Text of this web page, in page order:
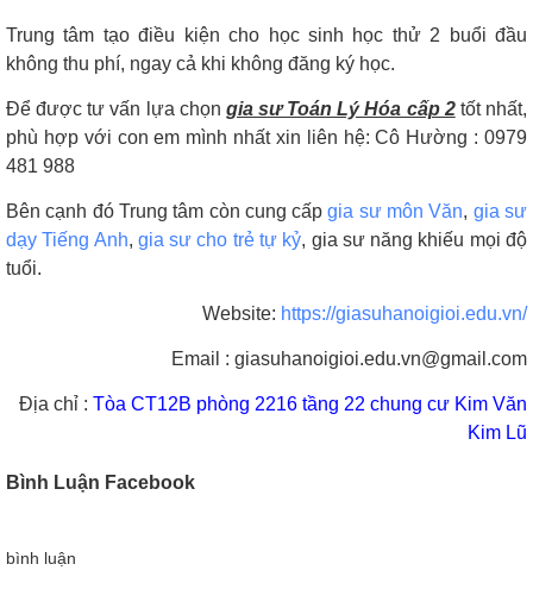
Trung tâm tạo điều kiện cho học sinh học thử 2 buổi đầu
không thu phí, ngay cả khi không đăng ký học.
Để được tư vấn lựa chọn gia sư Toán Lý Hóa cấp 2tốt nhất,
phù hợp với con em mình nhất xin liên hệ: Cô Hường : 0979
481 988
Bên cạnh đó Trung tâm còn cung cấpgia sư môn Văn, gia sư
dạy Tiếng Anh, gia sư cho trẻ tự kỷ, gia sư năng khiếu mọi độ
tuổi.
Website: https://giasuhanoigioi.edu.vn/
Email : giasuhanoigioi.edu.vn@gmail.com
Địa chỉ : Tòa CT12B phòng 2216 tầng 22 chung cư Kim Văn
Kim Lũ
Bình Luận Facebook
bình luận